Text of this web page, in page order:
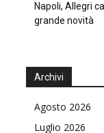
Napoli, Allegri
grande novità
Archivi
Agosto 2026
Luglio 2026